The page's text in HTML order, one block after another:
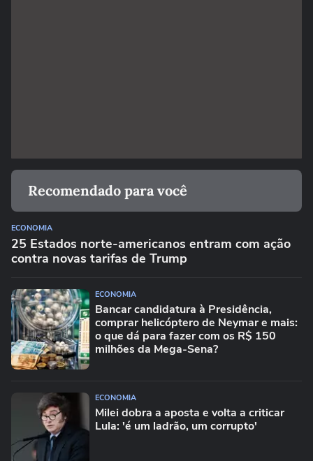
Recomendado para você
ECONOMIA
25 Estados norte-americanos entram com ação
contra novas tarifas de Trump
ECONOMIA
Bancar candidatura à Presidência,
comprar helicóptero de Neymar e mais:
o que dá para fazer com os R$ 150
milhões da Mega-Sena?
ECONOMIA
Milei dobra a aposta e volta a criticar
Lula: 'é um ladrão, um corrupto'